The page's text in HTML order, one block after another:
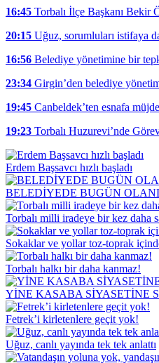
16:45 Torbalı İlçe Başkanı Bekir
20:15 Uğuz, sorumluları istifaya
16:56 Belediye yönetimine bir
23:34 Girgin’den belediye
19:45 Canbeldek’ten esnafa müjde
19:23 Torbalı Huzurevi’nde
Erdem Başsavcı hızlı başladı
BELEDİYEDE BUGÜN
Torbalı milli iradeye bir kez daha
Sokaklar ve yollar toz-toprak
Torbalı halkı bir daha kanmaz!
YİNE KASABA SİYASETİNE
Fetrek’i kirletenlere geçit yok!
Uğuz, canlı yayında tek tek anlattı